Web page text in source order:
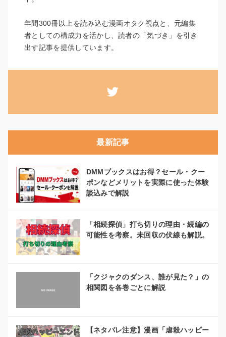
年間300冊以上を読み込む漫画オタク視点と、元編集
者としての構成力を活かし、読者の「気づき」を引き
出す記事を提供しています。
最新記事
DMMブックスはお得？セール・クー
ポンなどメリットを実際に使った体験
談込みで解説
「相続探偵」打ち切りの理由・続編の
可能性を考察。未回収の伏線も解説。
「クジャクのダンス、誰が見た？」の
相関図を各巻ごとに解説
【ネタバレ注意】漫画「虐殺ハッピー